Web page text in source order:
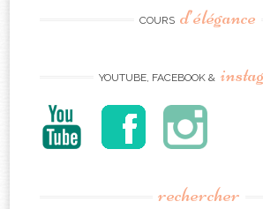
COURS d’élégance
YOUTUBE, FACEBOOK &
rechercher